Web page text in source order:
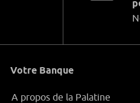
Votre Banque
A propos de la Palatine